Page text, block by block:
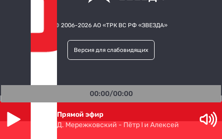
© 2006-2026 АО «ТРК ВС РФ «ЗВЕЗДА»
Версия для слабовидящих
00:00/00:00
Прямой эфир
Д. Мережковский - Пётр l и Алексей